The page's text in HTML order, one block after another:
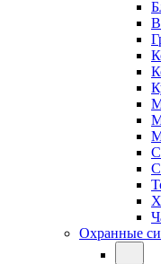
Охранные